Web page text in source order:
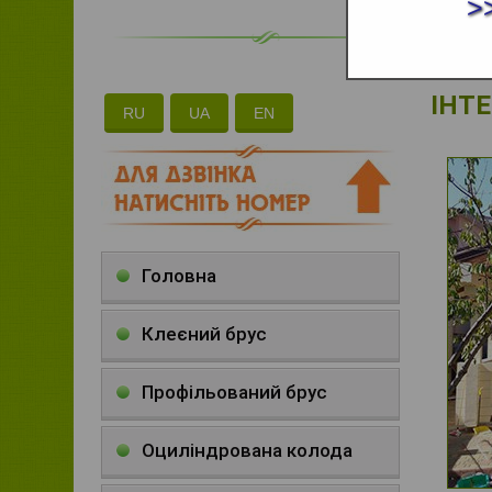
RU UA EN
Головна
Клеєний брус
Профільований брус
Оциліндрована колода